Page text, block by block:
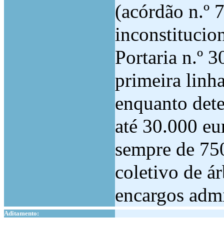
(acórdão n.º
Portaria n.º
primeira
enquanto
até 30.000
sempre de
coletivo de
encargos
Aditamento: